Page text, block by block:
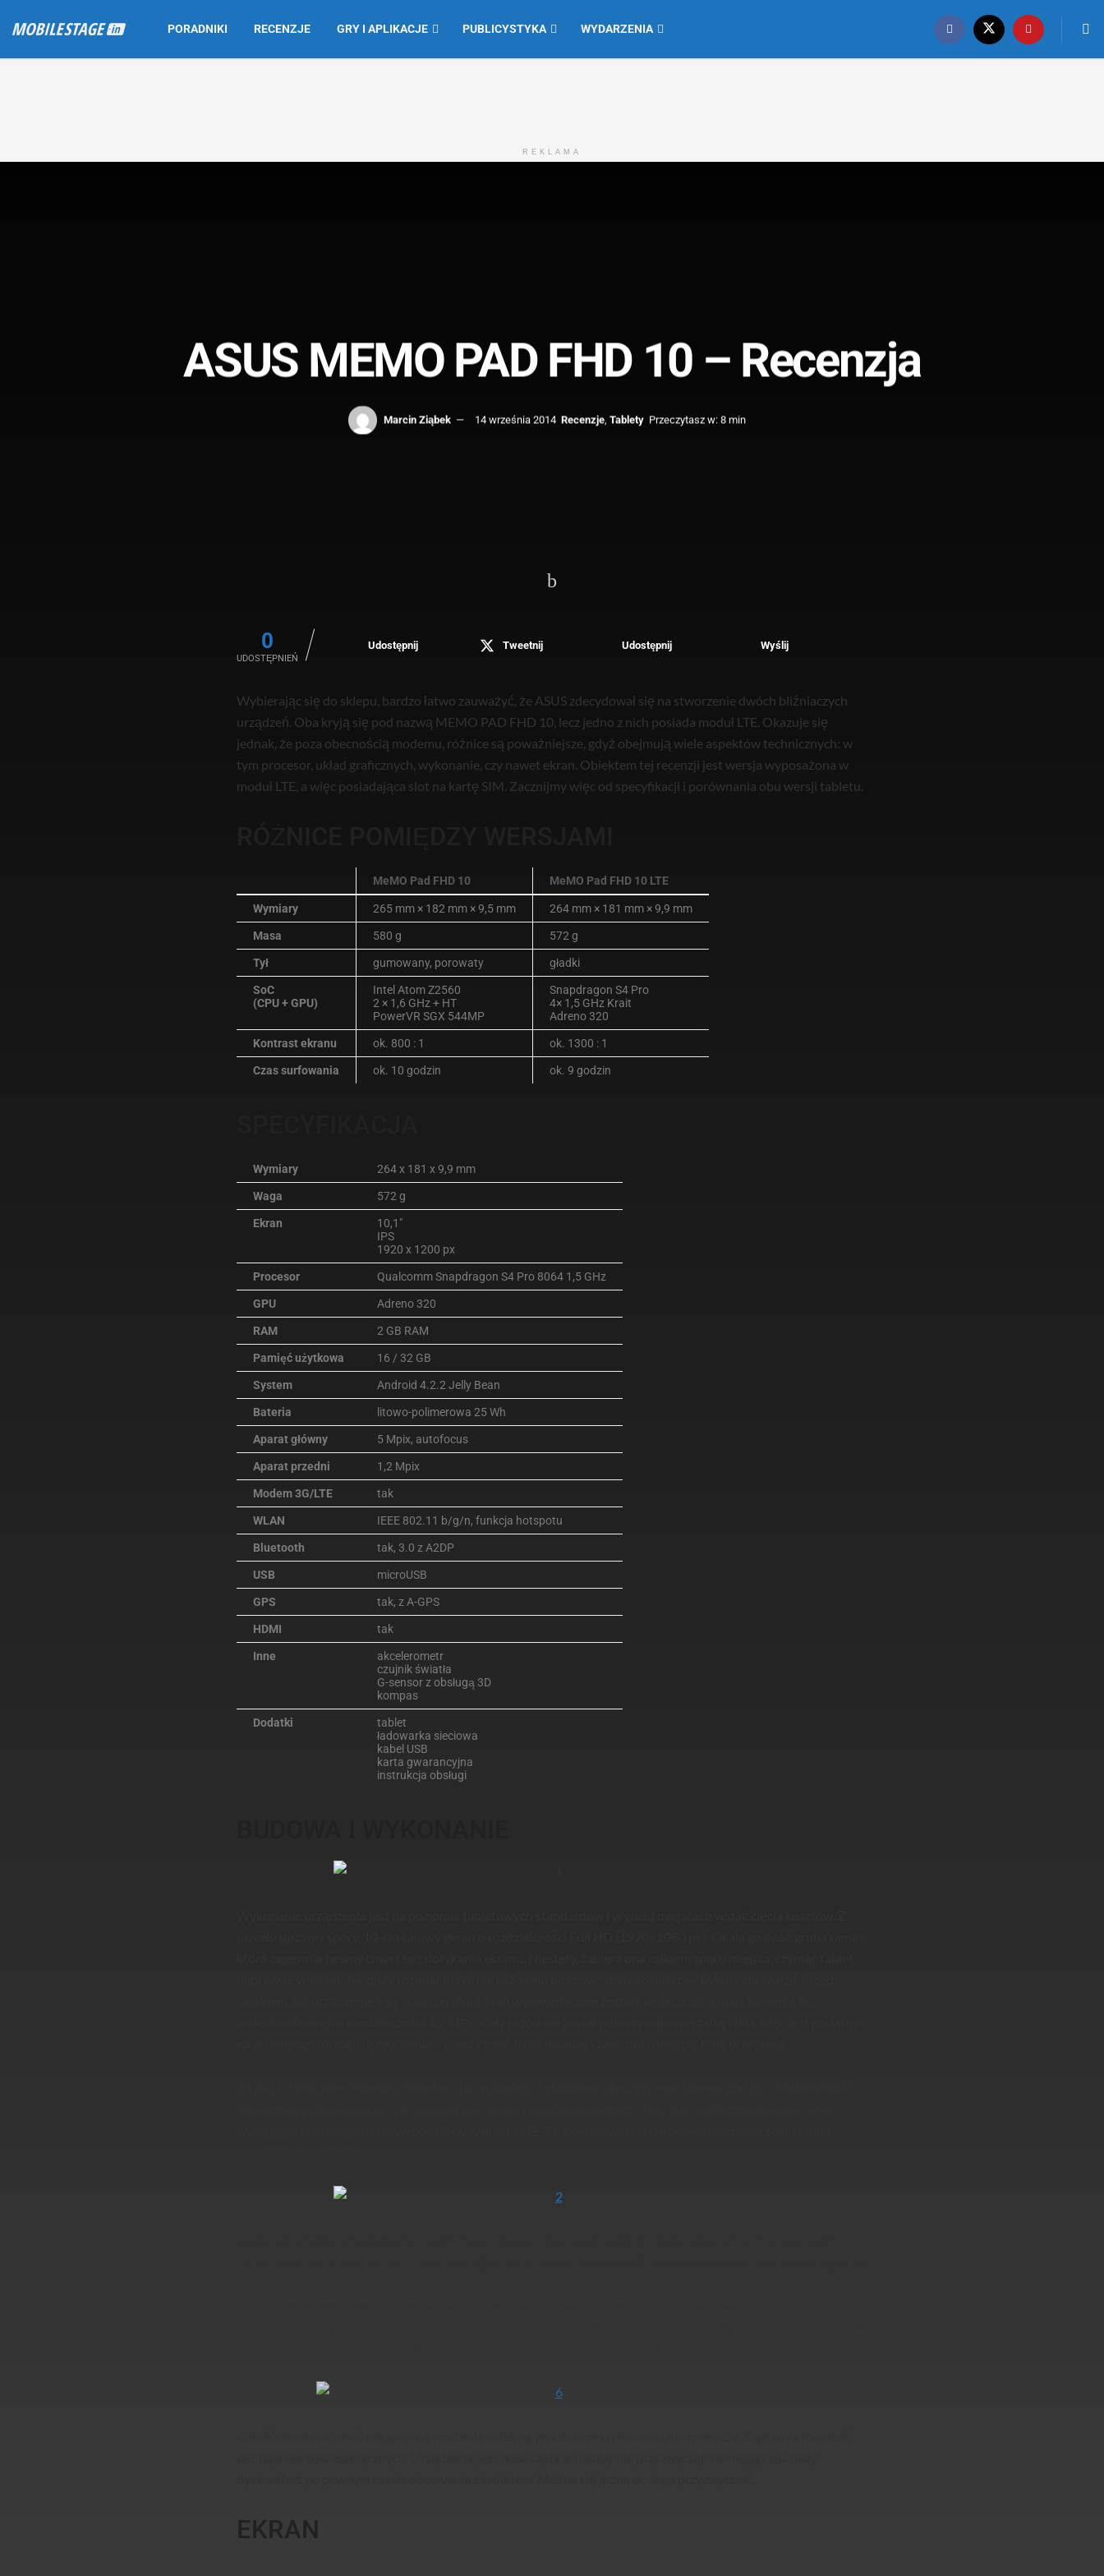
PORADNIKI RECENZJE GRY I APLIKACJE PUBLICYSTYKA WYDARZENIA
REKLAMA
ASUS MEMO PAD FHD 10 – Recenzja
Marcin Ziąbek 14 września 2014 Recenzje, Tablety Przeczytasz w: 8 min
0
UDOSTĘPNIEŃ
Udostępnij Tweetnij Udostępnij Wyślij
Wybierając się do sklepu, bardzo łatwo zauważyć, że ASUS zdecydował się na stworzenie dwóch bliźniaczych
urządzeń. Oba kryją się pod nazwą MEMO PAD FHD 10, lecz jedno z nich posiada moduł LTE. Okazuje się
jednak, że poza obecnością modemu, różnice są poważniejsze, gdyż obejmują wiele aspektów technicznych: w
tym procesor, układ graficznych, wykonanie, czy nawet ekran. Obiektem tej recenzji jest wersja wyposażona w
moduł LTE, a więc posiadająca slot na kartę SIM. Zacznijmy więc od specyfikacji i porównania obu wersji tabletu.
MeMO Pad FHD 10 MeMO Pad FHD 10 LTE
Wymiary 265 mm × 182 mm × 9,5 mm 264 mm × 181 mm × 9,9 mm
Masa 580 g 572 g
Tył gumowany, porowaty gładki
SoC
(CPU + GPU)
Intel Atom Z2560
2 × 1,6 GHz + HT
PowerVR SGX 544MP
Snapdragon S4 Pro
4× 1,5 GHz Krait
Adreno 320
Kontrast ekranu ok. 800 : 1 ok. 1300 : 1
Czas surfowania ok. 10 godzin ok. 9 godzin
Wymiary 264 x 181 x 9,9 mm
Waga 572 g
Ekran
10,1″
IPS
1920 x 1200 px
Procesor Qualcomm Snapdragon S4 Pro 8064 1,5 GHz
GPU Adreno 320
RAM 2 GB RAM
Pamięć użytkowa 16 / 32 GB
System Android 4.2.2 Jelly Bean
Bateria litowo-polimerowa 25 Wh
Aparat główny 5 Mpix, autofocus
Aparat przedni 1,2 Mpix
Modem 3G/LTE tak
WLAN IEEE 802.11 b/g/n, funkcja hotspotu
Bluetooth tak, 3.0 z A2DP
USB microUSB
GPS tak, z A-GPS
HDMI tak
Inne
akcelerometr
czujnik światła
G-sensor z obsługą 3D
kompas
Dodatki
tablet
ładowarka sieciowa
kabel USB
karta gwarancyjna
instrukcja obsługi
EKRAN